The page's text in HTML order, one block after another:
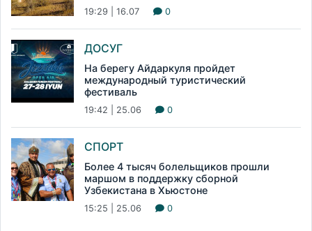
19:29 | 16.07 0
ДОСУГ
На берегу Айдаркуля пройдет
международный туристический
фестиваль
19:42 | 25.06 0
СПОРТ
Более 4 тысяч болельщиков прошли
маршом в поддержку сборной
Узбекистана в Хьюстоне
15:25 | 25.06 0